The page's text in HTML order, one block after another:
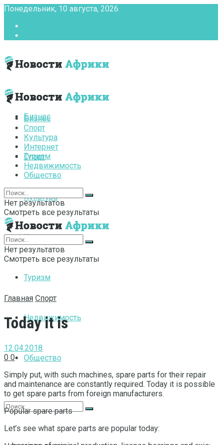
Понедельник, 10 августа, 2026
Бизнес
Спорт
Культура
Интернет
Туризм
Недвижимость
Общество
Бизнес
Спорт
Культура
Интернет
Туризм
Недвижимость
Общество
Нет результатов
Смотреть все результаты
Нет результатов
Смотреть все результаты
Главная Спорт
Today it is
12.04.2018
0 0
Simply put, with such machines, spare parts for their repair
and maintenance are constantly required. Today it is possible
to get spare parts from foreign manufacturers.
Popular spare parts
Let’s see what spare parts are popular today: